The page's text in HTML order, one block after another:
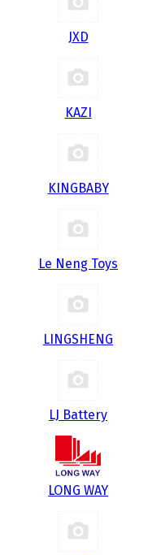
JXD
KAZI
KINGBABY
Le Neng Toys
LINGSHENG
LJ Battery
LONG WAY